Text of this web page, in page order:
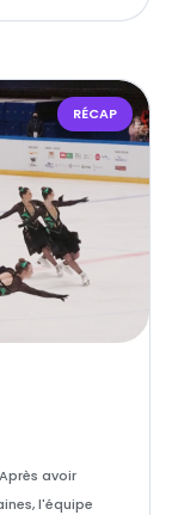
RÉCAP
avoir
l'équipe